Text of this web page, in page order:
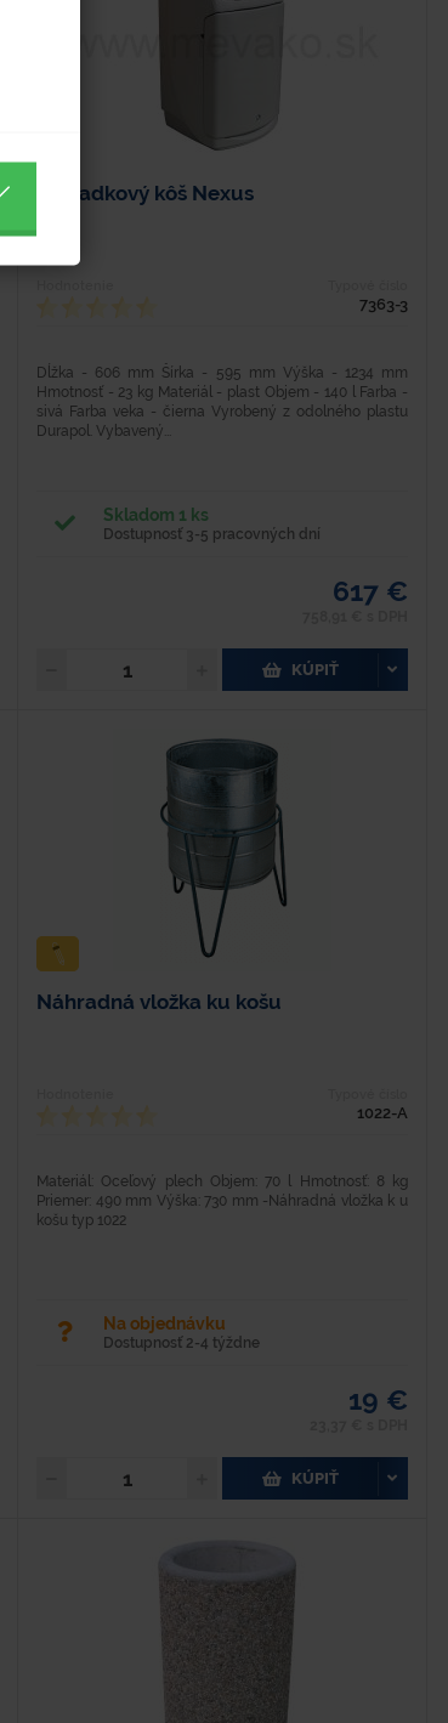
Odpadkový kôš Nexus
7363-3
Dĺžka - 606 mm Šírka - 595 mm Výška - 1234 mm
Hmotnosť - 23 kg Materiál - plast Objem - 140 l Farba -
sivá Farba veka - čierna Vyrobený z odolného plastu
Durapol. Vybavený...
Skladom 1 ks
Dostupnosť 3-5 pracovných dní
617 €
KÚPIŤ
Náhradná vložka ku košu
1022-A
Materiál: Oceľový plech Objem: 70 l Hmotnosť: 8 kg
Priemer: 490 mm Výška: 730 mm -Náhradná vložka k u
košu typ 1022
Na objednávku
Dostupnosť 2-4 týždne
19 €
KÚPIŤ